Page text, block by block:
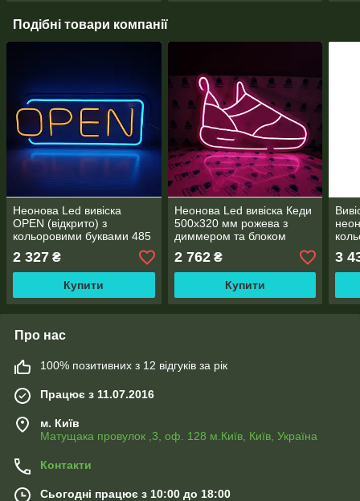
Подібні товари компанії
Неонова Led вивіска
OPEN (відкрито) з
кольоровими буквами 485
2 327 ₴
Купити
Неонова Led вивіска Кеди
500х320 мм рожева з
диммером та блоком
2 762₴
Купити
3
Про нас
100% позитивних з 12 відгуків за рік
Працює з 11.07.2016
м. Київ
Матущака провулок ,3, оф. 128 м.Київ, Київ, Україна
Контакти
Сьогодні працює з 10:00 до 18:00